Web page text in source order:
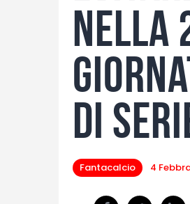
nella
di
Fantacalcio 4